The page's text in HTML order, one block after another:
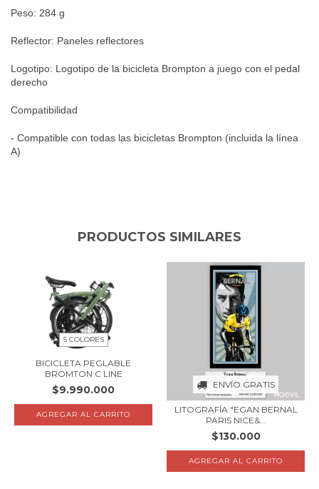
Peso: 284 g
Reflector: Paneles reflectores
Logotipo: Logotipo de la bicicleta Brompton a juego con el pedal
derecho
Compatibilidad
- Compatible con todas las bicicletas Brompton (incluida la línea
A)
PRODUCTOS SIMILARES
5 COLORES
BICICLETA PEGLABLE
BROMTON C LINE
$9.990.000
AGREGAR AL CARRITO
ENVÍO GRATIS
LITOGRAFÍA "EGAN BERNAL
PARIS NICE&...
$130.000
AGREGAR AL CARRITO